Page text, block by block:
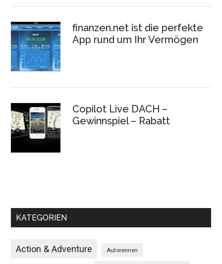
finanzen.net ist die perfekte
App rund um Ihr Vermögen
Copilot Live DACH –
Gewinnspiel – Rabatt
KATEGORIEN
Action & Adventure Autorennen